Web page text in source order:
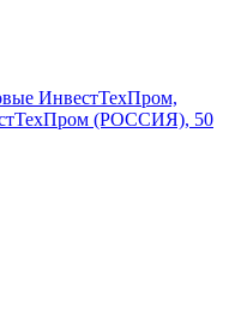
ИнвестТехПром,
(РОССИЯ), 50